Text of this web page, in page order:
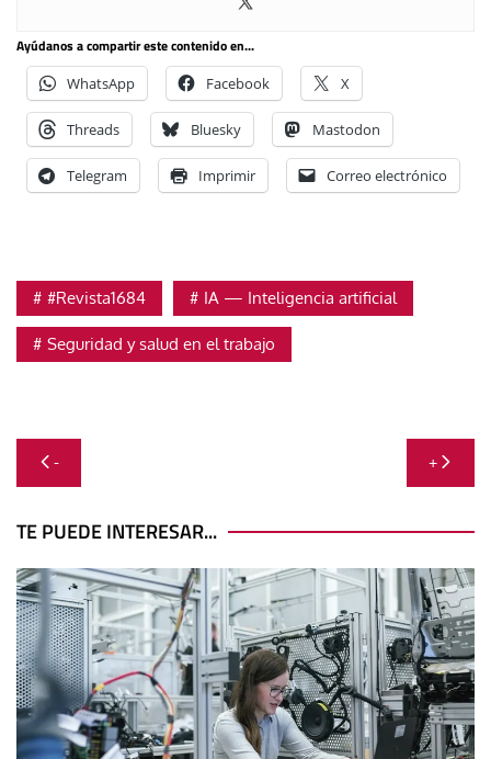
Ayúdanos a compartir este contenido en...
WhatsApp Facebook X
Threads Bluesky Mastodon
Telegram Imprimir Correo electrónico
#Revista1684 IA — Inteligencia artificial
Seguridad y salud en el trabajo
Navegación
de
entradas
- +
TE PUEDE INTERESAR...